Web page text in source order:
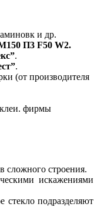
и др.
П3 F50 W2.
.
.
(от производителя
фирмы
сложного строения.
искажениями
стекло подразделяют